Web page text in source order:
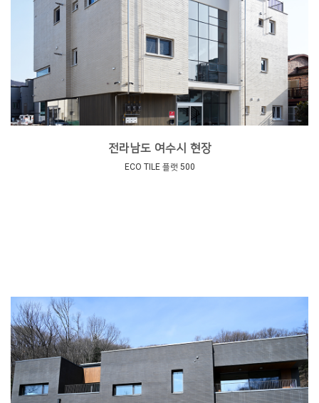
전라남도 여수시 현장
ECO TILE 플랫 500